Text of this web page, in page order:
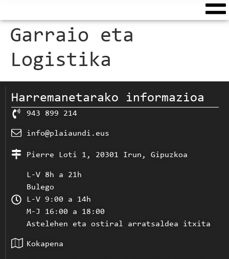
Garraio eta
Logistika
Harremanetarako informazioa
943 899 214
info@plaiaundi.eus
Pierre Loti 1, 20301 Irun, Gipuzkoa
L-V 8h a 21h
Bulego
L-V 9:00 a 14h
M-J 16:00 a 18:00
Astelehen eta ostiral arratsaldea itxita
Kokapena